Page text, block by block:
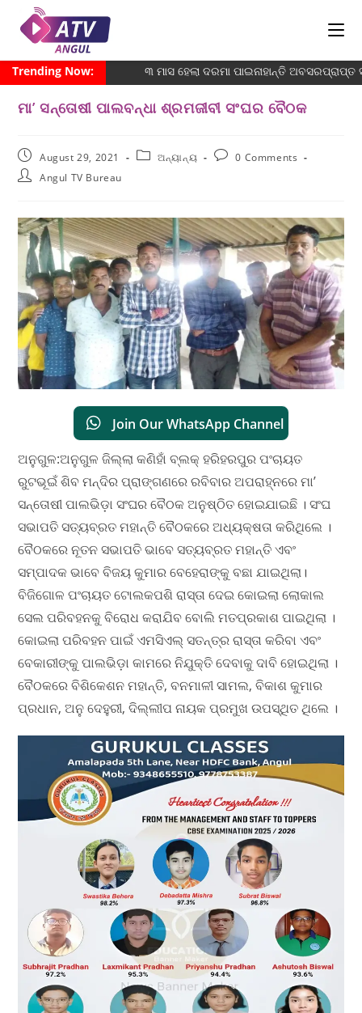
Trending Now: ୩ ମାସ ହେଲା ଦରମା ପାଇନାହାନ୍ତି
ମା’ ସନ୍ତୋଷୀ ପାଲବନ୍ଧା ଶ୍ରମଜୀବୀ ସଂଘର ବୈଠକ
August 29, 2021 ଅନ୍ୟାନ୍ୟ
0 Comments
Angul TV Bureau
Join Our WhatsApp Channel
ଅନୁଗୁଳ:ଅନୁଗୁଳ ଜିଲ୍ଲା କଣିହାଁ ବ୍ଲକ୍ ହରିହରପୁର ପଂଚାୟତ
ରୁଟଭୂଇଁ ଶିବ ମନ୍ଦିର ପ୍ରାଙ୍ଗଣରେ ରବିବାର ଅପରାହ୍ନରେ ମା’
ସନ୍ତୋଷୀ ପାଲଭିଡ଼ା ସଂଘର ବୈଠକ ଅନୁଷ୍ଠିତ ହୋଇଯାଇଛି । ସଂଘ
ସଭାପତି ସତ୍ୟବ୍ରତ ମହାନ୍ତି ବୈଠକରେ ଅଧ୍ୟକ୍ଷତା କରିଥିଲେ ।
ବୈଠକରେ ନୂତନ ସଭାପତି ଭାବେ ସତ୍ୟବ୍ରତ ମହାନ୍ତି ଏବଂ
ସମ୍ପାଦକ ଭାବେ ବିଜୟ କୁମାର ବେହେରାଙ୍କୁ ବଛା ଯାଇଥିଲା।
ବିଜିଗୋଳ ପଂଚାୟତ ଟୋଲକପଶି ରାସ୍ତା ଦେଇ କୋଇଲା ଲୋକାଲ
ସେଲ ପରିବହନକୁ ବିରୋଧ କରାଯିବ ବୋଲି ମତପ୍ରକାଶ ପାଇଥିଲା ।
କୋଇଲା ପରିବହନ ପାଇଁ ଏମସିଏଲ୍ ସତନ୍ତ୍ର ରାସ୍ତା କରିବା ଏବଂ
ବେକାରୀଙ୍କୁ ପାଲଭିଡ଼ା କାମରେ ନିଯୁକ୍ତି ଦେବାକୁ ଦାବି ହୋଇଥିଲା ।
ବୈଠକରେ ବିଶିକେଶନ ମହାନ୍ତି, ବନମାଳୀ ସାମଲ, ବିକାଶ କୁମାର
ପ୍ରଧାନ, ଅନୁ ଦେହୁରୀ, ଦିଲ୍ଲୀପ ନାୟକ ପ୍ରମୁଖ ଉପସ୍ଥିତ ଥିଲେ ।